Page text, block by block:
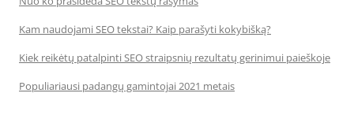
Kam naudojami SEO tekstai? Kaip parašyti kokybišką?
Kiek reikėtų patalpinti SEO straipsnių rezultatų gerinimui paieškoje
Populiariausi padangų gamintojai 2021 metais